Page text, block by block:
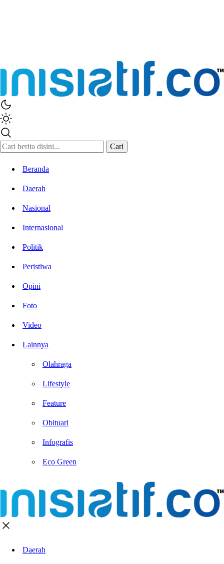
Inisiatif.co
Stay Connected Stay Informed
Cari
Beranda
Daerah
Nasional
Internasional
Politik
Peristiwa
Opini
Foto
Video
Lainnya
Olahraga
Lifestyle
Feature
Obituari
Infografis
Eco Green
Daerah